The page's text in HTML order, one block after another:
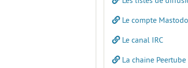
Le compte
Le canal IRC
La chaine Peertube